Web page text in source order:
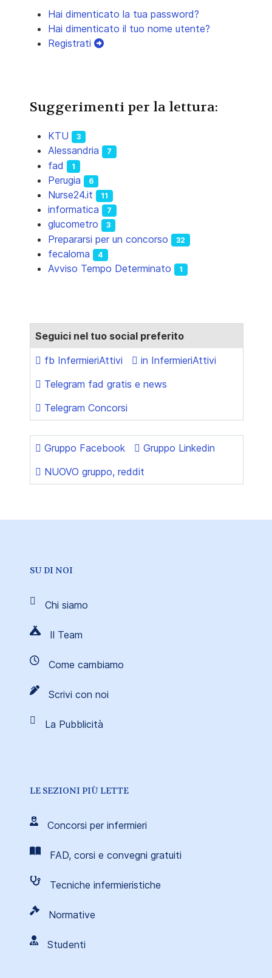
Hai dimenticato la tua password?
Hai dimenticato il tuo nome utente?
Registrati
Suggerimenti per la lettura:
KTU 3
Alessandria 7
fad 1
Perugia 6
Nurse24.it 11
informatica 7
glucometro 3
Prepararsi per un concorso 32
fecaloma 4
Avviso Tempo Determinato 1
Seguici nel tuo social preferito
fb InfermieriAttivi
in InfermieriAttivi
Telegram fad gratis e news
Telegram Concorsi
Gruppo Facebook
Gruppo Linkedin
NUOVO gruppo, reddit
SU DI NOI
Chi siamo
Il Team
Come cambiamo
Scrivi con noi
La Pubblicità
LE SEZIONI PIÙ LETTE
Concorsi per infermieri
FAD, corsi e convegni gratuiti
Tecniche infermieristiche
Normative
Studenti